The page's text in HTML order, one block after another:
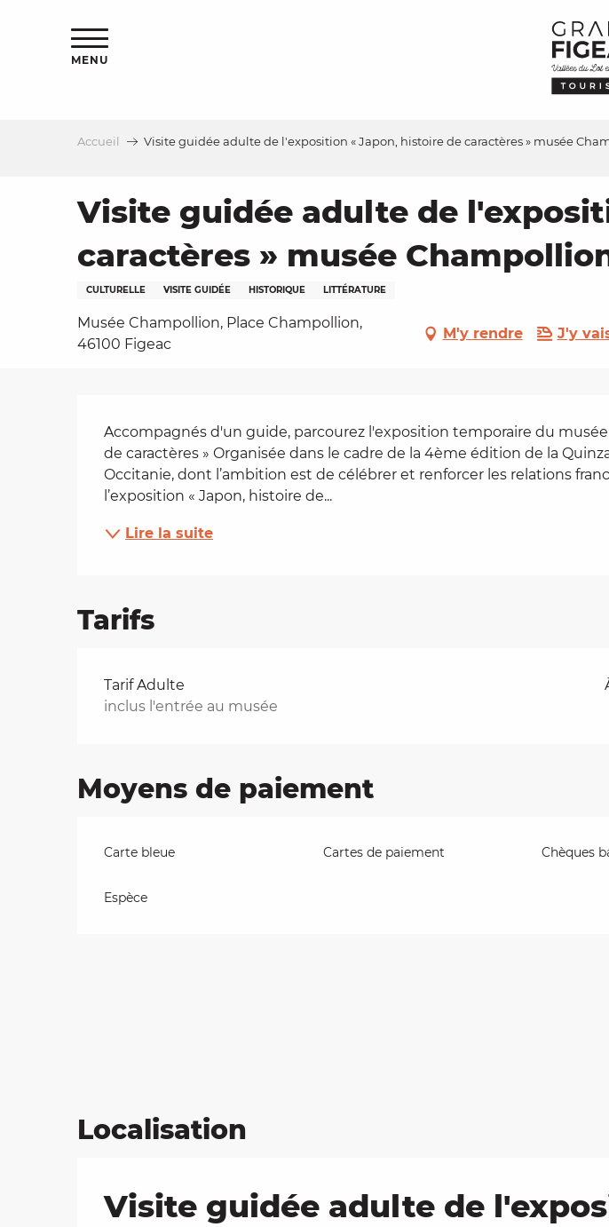
MENU
Accueil Visite guidée adulte de l'exposition « Japon, histoire de caractères » musée
Visite guidée adulte de
caractères » musée
CULTURELLE VISITE GUIDÉE HISTORIQUE LITTÉRATURE
Musée Champollion, Place Champollion,
46100 Figeac
M'y rendre J'y
Description
Accompagnés d'un guide, parcourez l'exposition temporaire du musée
de caractères » Organisée dans le cadre de la 4ème édition de la
Occitanie, dont l’ambition est de célébrer et renforcer les relations
l’exposition « Japon, histoire de...
Lire la suite
Tarifs
Tarifs 2026
Tarif Adulte
inclus l'entrée au musée
Moyens de paiement
Carte bleue Cartes de paiement Chèques
Espèce
Localisation
Visite guidée adulte de